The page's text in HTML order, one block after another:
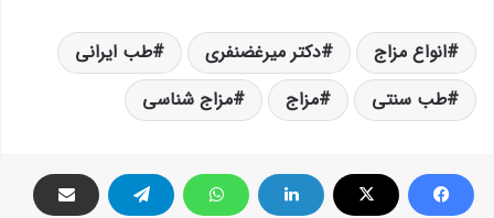
انواع مزاج دکتر میرغضنفری
طب ایرانی
طب سنتی
مزاج مزاج شناسی